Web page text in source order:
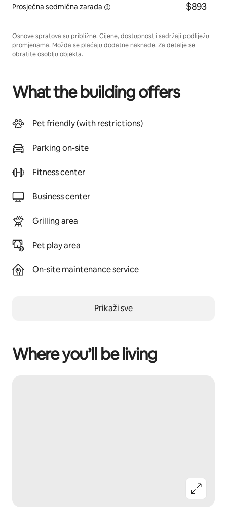
Prosječna sedmična zarada $893
Osnove spratova su približne. Cijene, dostupnost i sadržaji podliježu
promjenama. Možda se plaćaju dodatne naknade. Za detalje se
obratite osoblju objekta.
What the building offers
Pet friendly (with restrictions)
Parking on-site
Fitness center
Business center
Grilling area
Pet play area
On-site maintenance service
Prikaži sve
Where you’ll be living